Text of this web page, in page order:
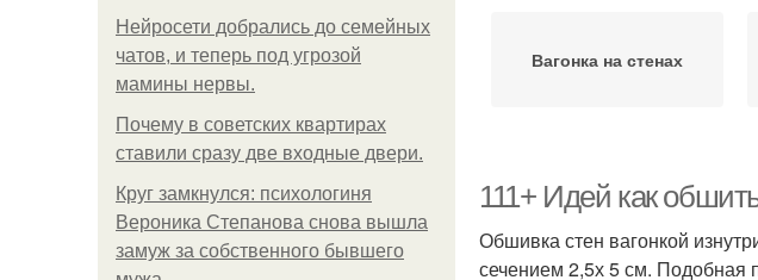
Нейросети добрались до семейных
чатов, и теперь под угрозой
мамины нервы.
Почему в советских квартирах
ставили сразу две входные двери.
Круг замкнулся: психологиня
Вероника Степанова снова вышла
замуж за собственного бывшего
Вагонка на стенах
111+ Идей как
Обшивка стен вагонкой
сечением 2,5х 5 см. Подобная